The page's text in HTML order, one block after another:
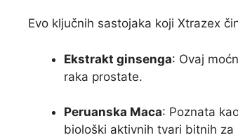
Evo ključnih sastojaka koji Xtrazex
Ekstrakt ginsenga: Ovaj
raka prostate.
Peruanska Maca: Poznata
biološki aktivnih tvari bitnih